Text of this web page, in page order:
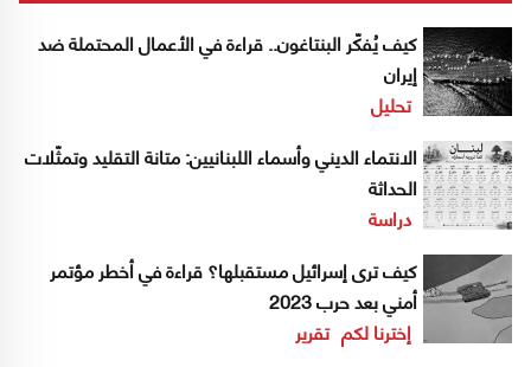
كيف يُفكّر البنتاغون.. قراءة في الأعمال المحتملة ضد
إيران
تحليل
الانتماء الديني وأسماء اللبنانيين: متانة التقليد وتمثّلات
الحداثة
دراسة
كيف ترى إسرائيل مستقبلها؟ قراءة في أخطر مؤتمر
أمني بعد حرب 2023
إخترنا لكم تقرير